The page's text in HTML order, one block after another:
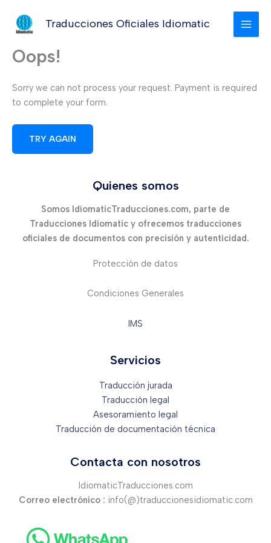
contenido
Traducciones Oficiales Idiomatic
Oops!
Sorry we can not process your request. Payment is required
to complete your form.
Quienes somos
Somos IdiomaticTraducciones.com, parte de
Traducciones Idiomatic y ofrecemos traducciones
oficiales de documentos con precisión y autenticidad.
Protección de datos
Condiciones Generales
IMS
Servicios
Traducción jurada
Traducción legal
Asesoramiento legal
Traducción de documentación técnica
Contacta con nosotros
IdiomaticTraducciones.com
Correo electrónico : info(@)traduccionesidiomatic.com